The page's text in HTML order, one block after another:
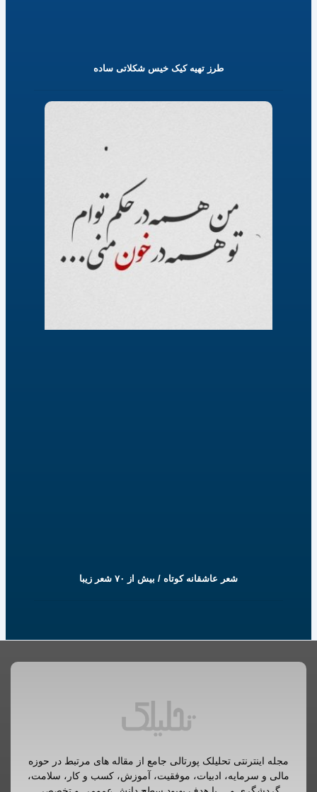
طرز تهیه کیک خیس شکلاتی ساده
شعر عاشقانه کوتاه / بیش از ۷۰ شعر زیبا
مجله اینترنتی تحلیلک پورتالی جامع از مقاله های مرتبط در حوزه
مالی و سرمایه، ادبیات، موفقیت، آموزش، کسب و کار، سلامت،